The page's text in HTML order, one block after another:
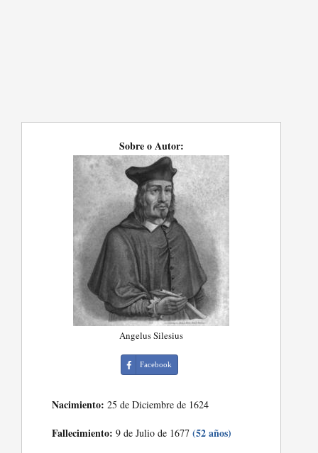
Sobre o Autor:
Angelus Silesius
Facebook
Nacimiento: 25 de Diciembre de 1624
Fallecimiento: 9 de Julio de 1677(52 años)